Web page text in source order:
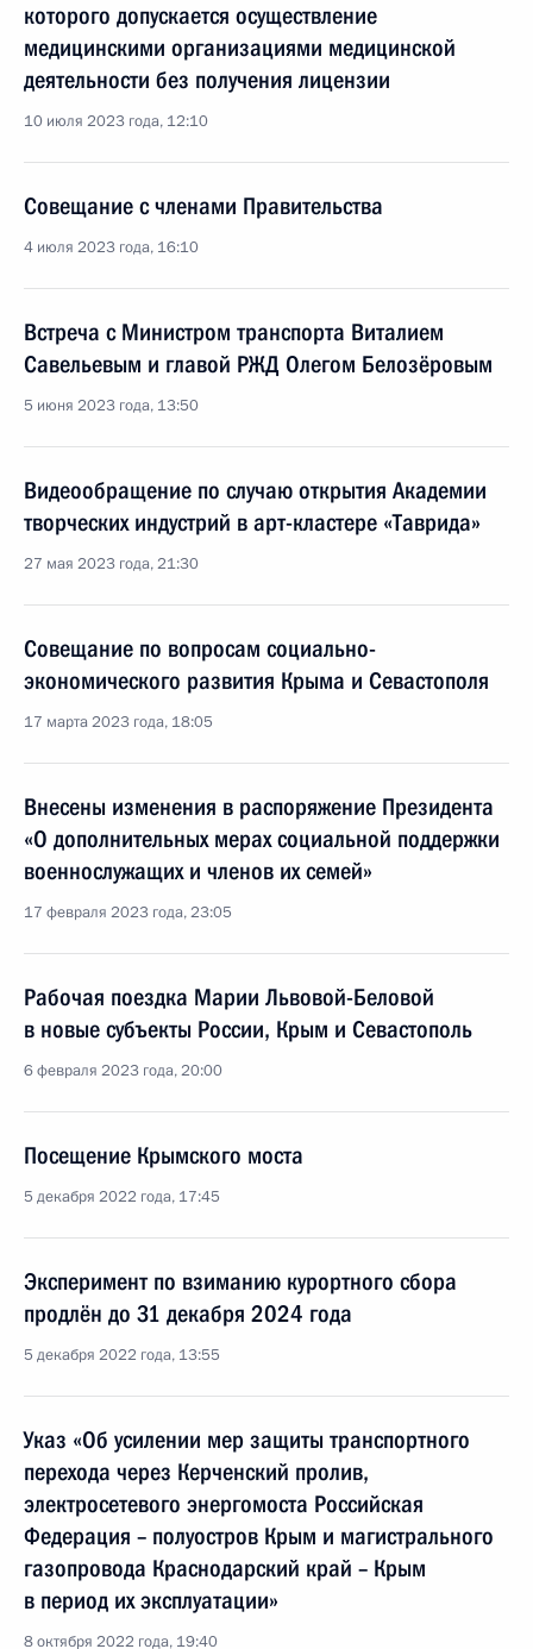
которого допускается осуществление
медицинскими организациями медицинской
деятельности без получения лицензии
10 июля 2023 года, 12:10
Совещание с членами Правительства
4 июля 2023 года, 16:10
Встреча с Министром транспорта Виталием
Савельевым и главой РЖД Олегом Белозёровым
5 июня 2023 года, 13:50
Видеообращение по случаю открытия Академии
творческих индустрий в арт-кластере «Таврида»
27 мая 2023 года, 21:30
Совещание по вопросам социально-
экономического развития Крыма и Севастополя
17 марта 2023 года, 18:05
Внесены изменения в распоряжение Президента
«О дополнительных мерах социальной поддержки
военнослужащих и членов их семей»
17 февраля 2023 года, 23:05
Рабочая поездка Марии Львовой-Беловой
в новые субъекты России, Крым и Севастополь
6 февраля 2023 года, 20:00
Посещение Крымского моста
5 декабря 2022 года, 17:45
Эксперимент по взиманию курортного сбора
продлён до 31 декабря 2024 года
5 декабря 2022 года, 13:55
Указ «Об усилении мер защиты транспортного
перехода через Керченский пролив,
электросетевого энергомоста Российская
Федерация – полуостров Крым и магистрального
газопровода Краснодарский край – Крым
в период их эксплуатации»
8 октября 2022 года, 19:40